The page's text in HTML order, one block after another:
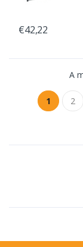
€42,22
A
1 2